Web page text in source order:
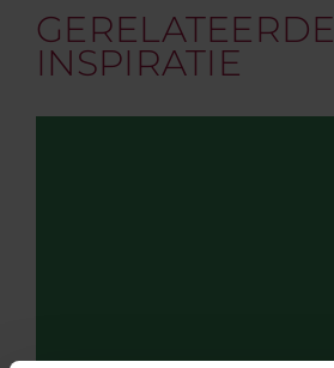
GERELATEERDE
INSPIRATIE